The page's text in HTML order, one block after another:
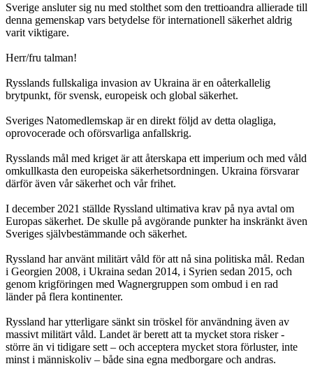
Sverige ansluter sig nu med stolthet som den trettioandra allierade till
denna gemenskap vars betydelse för internationell säkerhet aldrig
varit viktigare.
Herr/fru talman!
Rysslands fullskaliga invasion av Ukraina är en oåterkallelig
brytpunkt, för svensk, europeisk och global säkerhet.
Sveriges Natomedlemskap är en direkt följd av detta olagliga,
oprovocerade och oförsvarliga anfallskrig.
Rysslands mål med kriget är att återskapa ett imperium och med våld
omkullkasta den europeiska säkerhetsordningen. Ukraina försvarar
därför även vår säkerhet och vår frihet.
I december 2021 ställde Ryssland ultimativa krav på nya avtal om
Europas säkerhet. De skulle på avgörande punkter ha inskränkt även
Sveriges självbestämmande och säkerhet.
Ryssland har använt militärt våld för att nå sina politiska mål. Redan
i Georgien 2008, i Ukraina sedan 2014, i Syrien sedan 2015, och
genom krigföringen med Wagnergruppen som ombud i en rad
länder på flera kontinenter.
Ryssland har ytterligare sänkt sin tröskel för användning även av
massivt militärt våld. Landet är berett att ta mycket stora risker -
större än vi tidigare sett – och acceptera mycket stora förluster, inte
minst i människoliv – både sina egna medborgare och andras.